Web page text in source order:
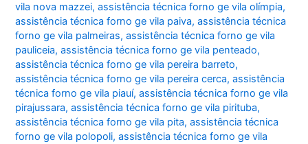
vila nova mazzei,assistência técnica forno ge vila olímpia,
assistência técnica forno ge vila paiva,assistência técnica
forno ge vila palmeiras,assistência técnica forno ge vila
pauliceia,assistência técnica forno ge vila penteado,
assistência técnica forno ge vila pereira barreto,
assistência técnica forno ge vila pereira cerca,assistência
técnica forno ge vila piauí,assistência técnica forno ge vila
pirajussara,assistência técnica forno ge vila pirituba,
assistência técnica forno ge vila pita,assistência técnica
forno ge vila polopoli,assistência técnica forno ge vila